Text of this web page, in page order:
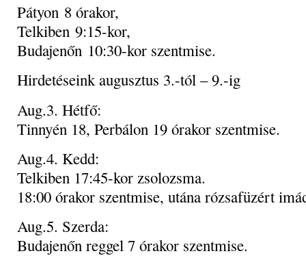
Pátyon 8 órakor,
Telkiben 9:15-kor,
Budajenőn 10:30-kor szentmise.
Hirdetéseink augusztus 3.-tól – 9.-ig
Aug.3. Hétfő:
Tinnyén 18, Perbálon 19 órakor szentmise.
Aug.4. Kedd:
Telkiben 17:45-kor zsolozsma.
18:00 órakor szentmise, utána rózsafüzért
Aug.5. Szerda:
Budajenőn reggel 7 órakor szentmise.